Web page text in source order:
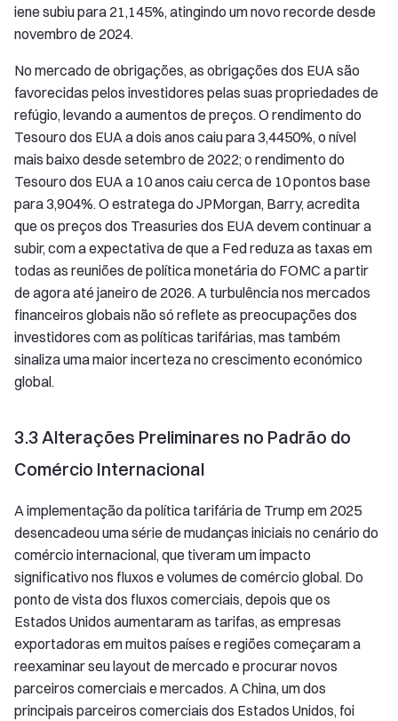
iene subiu para 21,145%, atingindo um novo recorde desde
novembro de 2024.
No mercado de obrigações, as obrigações dos EUA são
favorecidas pelos investidores pelas suas propriedades de
refúgio, levando a aumentos de preços. O rendimento do
Tesouro dos EUA a dois anos caiu para 3,4450%, o nível
mais baixo desde setembro de 2022; o rendimento do
Tesouro dos EUA a 10 anos caiu cerca de 10 pontos base
para 3,904%. O estratega do JPMorgan, Barry, acredita
que os preços dos Treasuries dos EUA devem continuar a
subir, com a expectativa de que a Fed reduza as taxas em
todas as reuniões de política monetária do FOMC a partir
de agora até janeiro de 2026. A turbulência nos mercados
financeiros globais não só reflete as preocupações dos
investidores com as políticas tarifárias, mas também
sinaliza uma maior incerteza no crescimento económico
global.
3.3 Alterações Preliminares no Padrão do
Comércio Internacional
A implementação da política tarifária de Trump em 2025
desencadeou uma série de mudanças iniciais no cenário do
comércio internacional, que tiveram um impacto
significativo nos fluxos e volumes de comércio global. Do
ponto de vista dos fluxos comerciais, depois que os
Estados Unidos aumentaram as tarifas, as empresas
exportadoras em muitos países e regiões começaram a
reexaminar seu layout de mercado e procurar novos
parceiros comerciais e mercados. A China, um dos
principais parceiros comerciais dos Estados Unidos, foi